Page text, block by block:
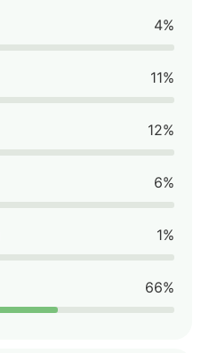
4%
11%
12%
6%
1%
66%